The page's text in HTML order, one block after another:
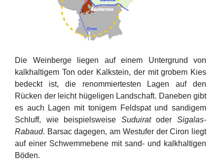
Die Weinberge liegen auf einem Untergrund von
kalkhaltigem Ton oder Kalkstein, der mit grobem Kies
bedeckt ist, die renommiertesten Lagen auf den
Rücken der leicht hügeligen Landschaft. Daneben gibt
es auch Lagen mit tonigem Feldspat und sandigem
Schluff, wie beispielsweise SuduiratoderSigalas-
Rabaud. Barsac dagegen, am Westufer der Ciron liegt
auf einer Schwemmebene mit sand- und kalkhaltigen
Böden.